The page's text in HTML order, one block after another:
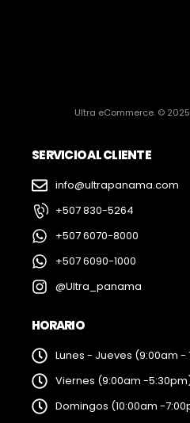
Ultra eCommerce. ©
SERVICIO AL CLIENTE
info@ultrapanama.com
+507 830-5264
+507 6070-8000
+507 6090-1000
@Ultra_panama
HORARIO
Lunes - Jueves (9:00am -
Viernes (9:00am -
Domingos (10:00am -